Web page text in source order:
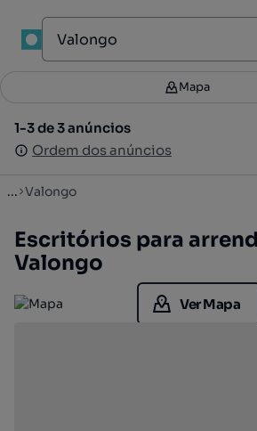
Filtros 4
1-3 de 3 anúncios
Ordem dos anúncios
Mapa
1-3 de 3 anúncios
Ordem dos anúncios
... Valongo
Escritórios para
Valongo
Ver Mapa